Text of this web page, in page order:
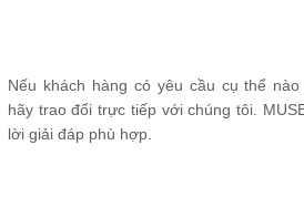
Nếu khách hàng có yêu cầu cụ thể
hãy trao đổi trực tiếp với chúng tôi.
lời giải đáp phù hợp.